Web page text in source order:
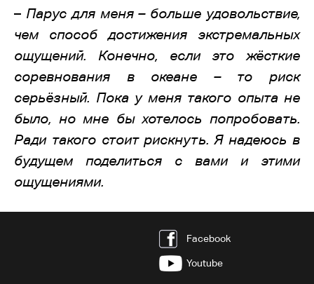
– Парус для меня – больше удовольствие,
чем способ достижения экстремальных
ощущений. Конечно, если это жёсткие
соревнования в океане – то риск
серьёзный. Пока у меня такого опыта не
было, но мне бы хотелось попробовать.
Ради такого стоит рискнуть. Я надеюсь в
будущем поделиться с вами и этими
ощущениями.
Facebook
Youtube